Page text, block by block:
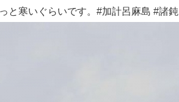
と寒いぐらいです。#加計呂麻島 #諸鈍